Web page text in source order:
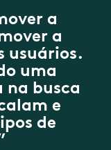
a
a
usuários.
uma
busca
e
de